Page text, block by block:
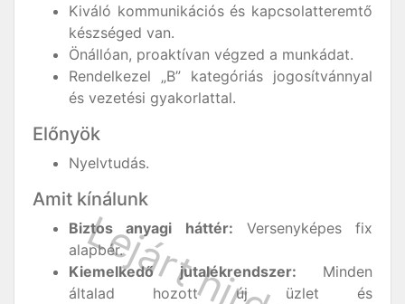
Kiváló kommunikációs és kapcsolatteremtő
készséged van.
Önállóan, proaktívan végzed a munkádat.
Rendelkezel „B” kategóriás jogosítvánnyal
és vezetési gyakorlattal.
Előnyök
Nyelvtudás.
Amit kínálunk
Biztos anyagi háttér: Versenyképes fix
alapbér.
Kiemelkedő jutalékrendszer: Minden
általad hozott új üzlet és